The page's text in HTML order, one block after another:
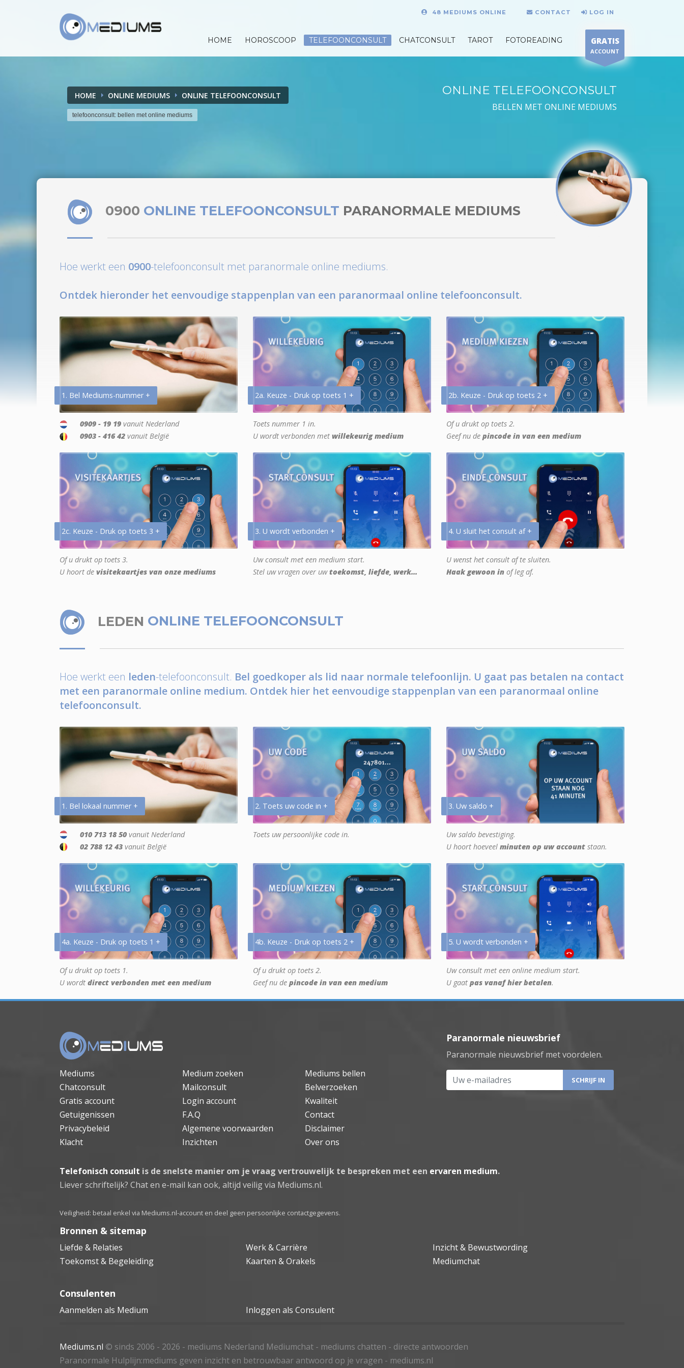
48 MEDIUMS ONLINE CONTACT LOG IN
HOME HOROSCOOP TELEFOONCONSULT CHATCONSULT TAROT FOTOREADING GRATIS
ACCOUNT
HOME ONLINE MEDIUMS ONLINE TELEFOONCONSULT
telefoonconsult: bellen met online mediums
ONLINE TELEFOONCONSULT
BELLEN MET ONLINE MEDIUMS
0900 ONLINE TELEFOONCONSULT PARANORMALE MEDIUMS
Hoe werkt een 0900-telefoonconsult met paranormale online mediums.
Ontdek hieronder het eenvoudige stappenplan van een paranormaal online telefoonconsult.
1. Bel Mediums-nummer +
0909 - 19 19 vanuit Nederland
0903 - 416 42 vanuit België
2a. Keuze - Druk op toets 1 +
Toets nummer 1 in.
U wordt verbonden met willekeurig medium
2b. Keuze - Druk op toets 2 +
Of u drukt op toets 2.
Geef nu de pincode in van een medium
2c. Keuze - Druk op toets 3 +
Of u drukt op toets 3.
U hoort de visitekaartjes van onze mediums
3. U wordt verbonden +
Uw consult met een medium start.
Stel uw vragen over uwtoekomst, liefde, werk...
4. U sluit het consult af +
U wenst het consult af te sluiten.
Haak gewoon in of leg af.
LEDEN ONLINE TELEFOONCONSULT
Hoe werkt een leden-telefoonconsult. Bel goedkoper als lid naar normale telefoonlijn. U gaat pas betalen na contact
met een paranormale online medium. Ontdek hier het eenvoudige stappenplan van een paranormaal online
telefoonconsult.
1. Bel lokaal nummer +
010 713 18 50 vanuit Nederland
02 788 12 43 vanuit België
2. Toets uw code in +
Toets uw persoonlijke code in.
3. Uw saldo +
Uw saldo bevestiging.
U hoort hoeveel minuten op uw account staan.
4a. Keuze - Druk op toets 1 +
Of u drukt op toets 1.
U wordt direct verbonden met een medium
4b. Keuze - Druk op toets 2 +
Of u drukt op toets 2.
Geef nu de pincode in van een medium
5. U wordt verbonden +
Uw consult met een online medium start.
U gaat pas vanaf hier betalen.
Mediums Medium zoeken
Mediums bellen
Chatconsult
Mailconsult
Belverzoeken
Gratis account
Login account
Kwaliteit
Getuigenissen
F.A.Q
Contact
Privacybeleid
Algemene voorwaarden
Disclaimer
Klacht
Inzichten Over ons
Paranormale nieuwsbrief
Paranormale nieuwsbrief met voordelen.
Uw e-mailadres
Telefonisch consult is de snelste manier om je vraag vertrouwelijk te bespreken met een ervaren medium.
Liever schriftelijk? Chat en e-mail kan ook, altijd veilig via Mediums.nl.
Veiligheid: betaal enkel via Mediums.nl-account en deel geen persoonlijke contactgegevens.
Bronnen & sitemap
Liefde & Relaties Werk & Carrière
Inzicht & Bewustwording
Toekomst & Begeleiding
Kaarten & Orakels Mediumchat
Consulenten
Aanmelden als Medium Inloggen als Consulent
Mediums.nl © sinds 2006 - 2026 - mediums Nederland Mediumchat - mediums chatten - directe antwoorden
Paranormale Hulplijn:mediums geven inzicht en betrouwbaar antwoord op je vragen - mediums.nl